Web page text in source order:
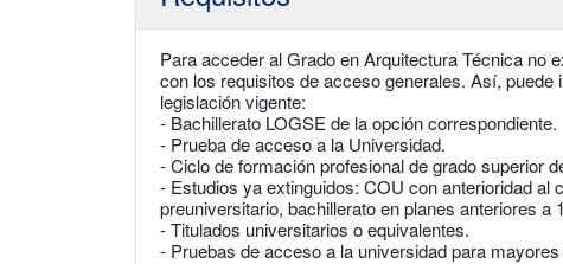
Para acceder al Grado en Arquitectura Técnica no
con los requisitos de acceso generales. Así,
legislación vigente:
- Bachillerato LOGSE de la opción correspondiente.
- Prueba de acceso a la Universidad.
- Ciclo de formación profesional de grado superior
- Estudios ya extinguidos: COU con anterioridad al
preuniversitario, bachillerato en planes anteriores a
- Titulados universitarios o equivalentes.
- Pruebas de acceso a la universidad para